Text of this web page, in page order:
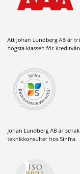
Att Johan Lundberg AB är
högsta klassen för
Johan Lundberg AB är
teknikkonsulter hos Sinfra.